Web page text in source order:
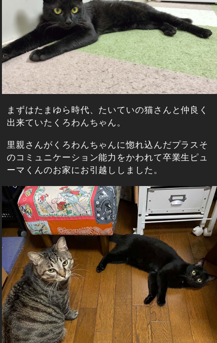
まずはたまゆら時代、たいていの猫さんと仲良く
出来ていたくろわんちゃん。
里親さんがくろわんちゃんに惚れ込んだプラスそ
のコミュニケーション能力をかわれて卒業生ピュ
ーマくんのお家にお引越ししました。